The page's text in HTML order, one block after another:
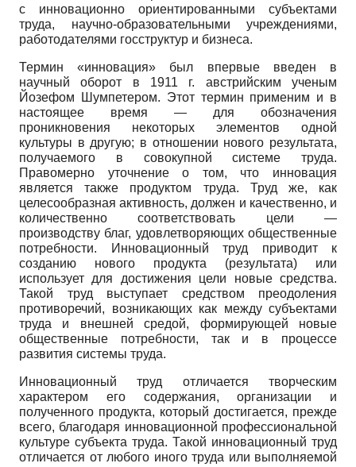
с инновационно ориентированными субъектами
труда, научно-образовательными учреждениями,
работодателями госструктур и бизнеса.
Термин «инновация» был впервые введен в
научный оборот в 1911 г. австрийским ученым
Йозефом Шумпетером. Этот термин применим и в
настоящее время — для обозначения
проникновения некоторых элементов одной
культуры в другую; в отношении нового результата,
получаемого в совокупной системе труда.
Правомерно уточнение о том, что инновация
является также продуктом труда. Труд же, как
целесообразная активность, должен и качественно, и
количественно соответствовать цели —
производству благ, удовлетворяющих общественные
потребности. Инновационный труд приводит к
созданию нового продукта (результата) или
использует для достижения цели новые средства.
Такой труд выступает средством преодоления
противоречий, возникающих как между субъектами
труда и внешней средой, формирующей новые
общественные потребности, так и в процессе
развития системы труда.
Инновационный труд отличается творческим
характером его содержания, организации и
полученного продукта, который достигается, прежде
всего, благодаря инновационной профессиональной
культуре субъекта труда. Такой инновационный труд
отличается от любого иного труда или выполняемой